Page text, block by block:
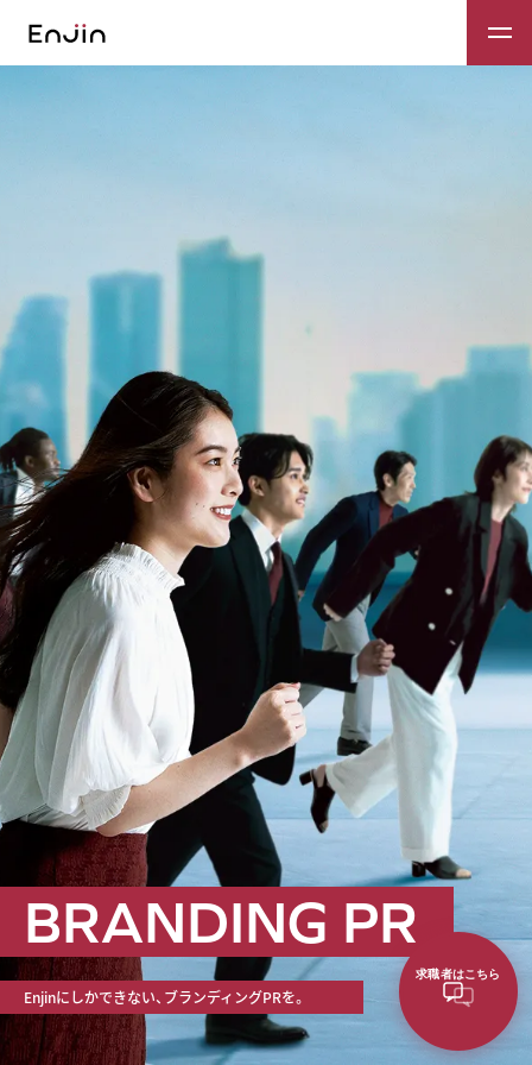
BRANDING PR
Enjinにしかできない、ブランディングPRを。
求職者はこちら